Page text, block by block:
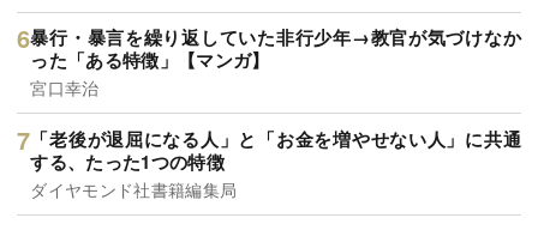
暴行・暴言を繰り返していた非行少年→教官が気づけなか
った「ある特徴」【マンガ】
宮口幸治
「老後が退屈になる人」と「お金を増やせない人」に共通
する、たった1つの特徴
ダイヤモンド社書籍編集局